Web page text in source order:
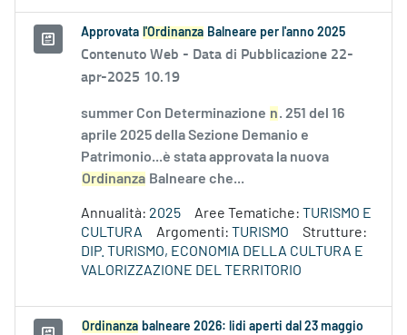
Approvata l'Ordinanza Balneare per l'anno 2025
Contenuto Web - Data di Pubblicazione 22-
apr-2025 10.19
summer Con Determinazione n. 251 del 16
aprile 2025 della Sezione Demanio e
Patrimonio...è stata approvata la nuova
Ordinanza Balneare che...
Annualità: 2025 Aree Tematiche: TURISMO E
CULTURA
Argomenti: TURISMO
Strutture:
DIP. TURISMO, ECONOMIA DELLA CULTURA E
VALORIZZAZIONE DEL TERRITORIO
Ordinanza balneare 2026: lidi aperti dal 23 maggio